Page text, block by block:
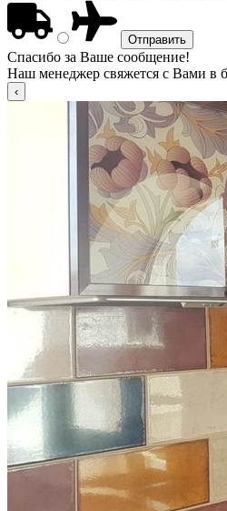
Спасибо за Ваше сообщение!
Наш менеджер свяжется с Вами в